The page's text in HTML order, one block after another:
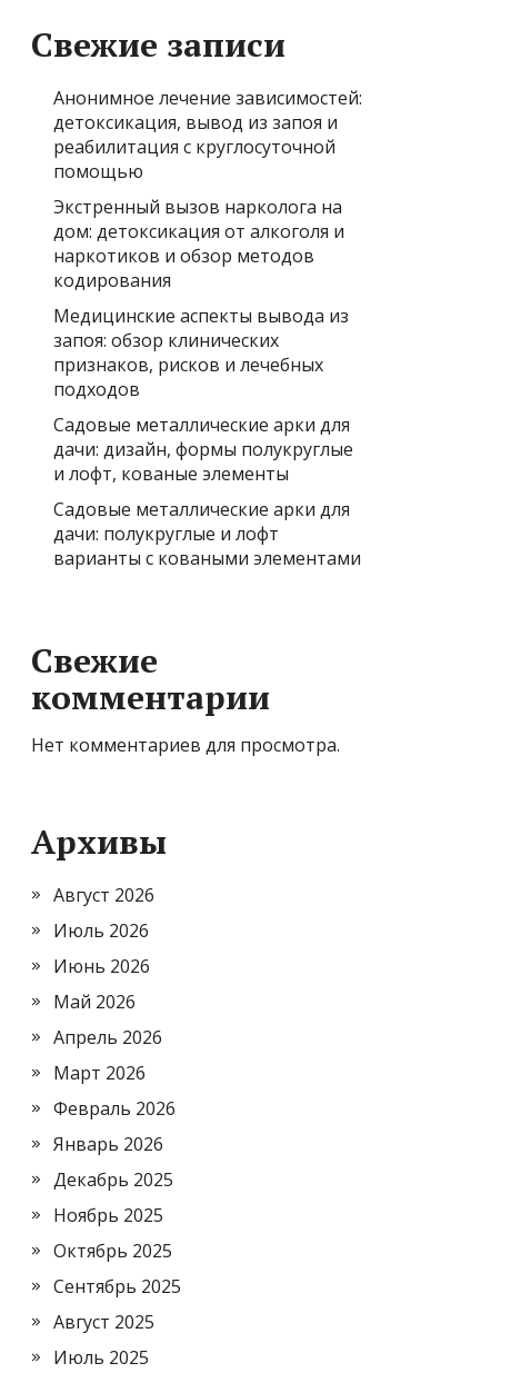
Свежие записи
Анонимное лечение зависимостей:
детоксикация, вывод из запоя и
реабилитация с круглосуточной
помощью
Экстренный вызов нарколога на
дом: детоксикация от алкоголя и
наркотиков и обзор методов
кодирования
Медицинские аспекты вывода из
запоя: обзор клинических
признаков, рисков и лечебных
подходов
Садовые металлические арки для
дачи: дизайн, формы полукруглые
и лофт, кованые элементы
Садовые металлические арки для
дачи: полукруглые и лофт
варианты с коваными элементами
Свежие
комментарии
Нет комментариев для просмотра.
Архивы
Август 2026
Июль 2026
Июнь 2026
Май 2026
Апрель 2026
Март 2026
Февраль 2026
Январь 2026
Декабрь 2025
Ноябрь 2025
Октябрь 2025
Сентябрь 2025
Август 2025
Июль 2025